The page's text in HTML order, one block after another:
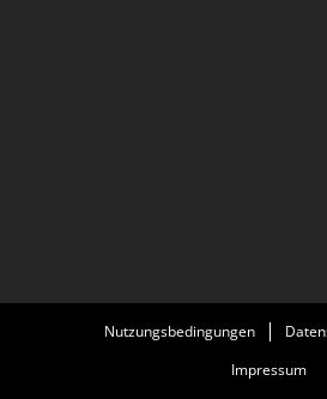
Nutzungsbedingungen
Impressum